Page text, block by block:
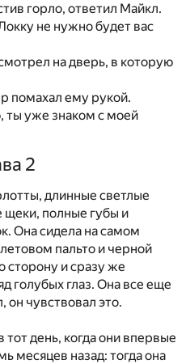
горло, ответил Майкл.
не нужно будет вас
на дверь, в которую
помахал ему рукой.
ты уже знаком с моей
2
длинные светлые
полные губы и
Она сидела на самом
пальто и черной
сторону и сразу же
голубых глаз. Она все еще
он чувствовал это.
тот день, когда они впервые
месяцев назад: тогда она